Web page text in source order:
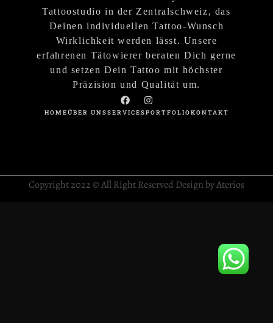
Tattoostudio in der Zentralschweiz, das
Deinen individuellen Tattoo-Wunsch
Wirklichkeit werden lässt. Unsere
erfahrenen Tätowierer beraten Dich gerne
und setzen Dein Tattoo mit höchster
Präzision und Qualität um.
HOMEÜBER UNSSERVICESPORTFOLIOKONTAKT
Copyright 2022 © All Right Reserved Design by Aterios